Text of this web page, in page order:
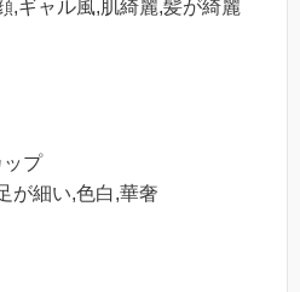
,ギャル風,肌綺麗,髪が綺麗
プ
が細い,色白,華奢